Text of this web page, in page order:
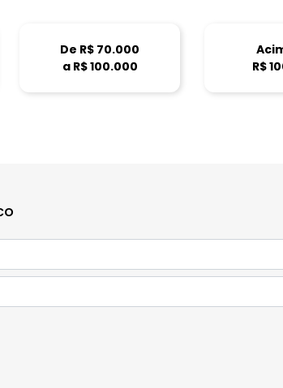
De R$ 70.000
a R$ 100.000
R$